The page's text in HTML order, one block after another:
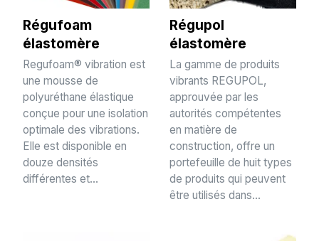
Régufoam
élastomère
Regufoam® vibration est
une mousse de
polyuréthane élastique
conçue pour une isolation
optimale des vibrations.
Elle est disponible en
douze densités
différentes et...
Régupol
élastomère
La gamme de produits
vibrants REGUPOL,
approuvée par les
autorités compétentes
en matière de
construction, offre un
portefeuille de huit types
de produits qui peuvent
être utilisés dans...